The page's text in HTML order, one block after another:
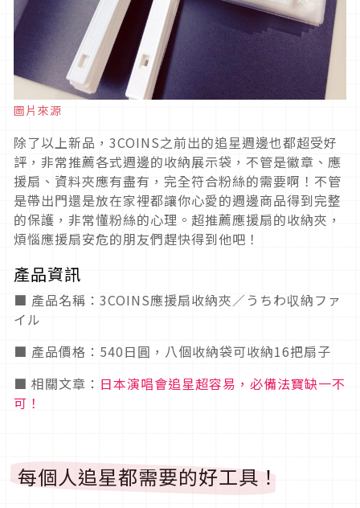
圖片來源
除了以上新品，3COINS之前出的追星週邊也都超受好
評，非常推薦各式週邊的收納展示袋，不管是徽章、應
援扇、資料夾應有盡有，完全符合粉絲的需要啊！不管
是帶出門還是放在家裡都讓你心愛的週邊商品得到完整
的保護，非常懂粉絲的心理。超推薦應援扇的收納夾，
煩惱應援扇安危的朋友們趕快得到他吧！
產品資訊
■ 產品名稱：3COINS應援扇收納夾／うちわ収納ファ
イル
■ 產品價格：540日圓，八個收納袋可收納16把扇子
■ 相關文章： 日本演唱會追星超容易，必備法寶缺一不
可！
每個人追星都需要的好工具！